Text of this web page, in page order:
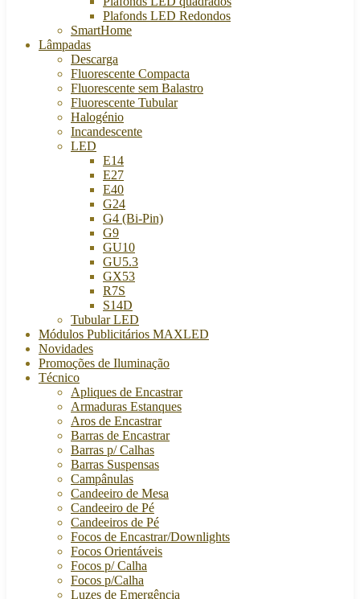
Plafonds LED Redondos
SmartHome
Lâmpadas
Descarga
Fluorescente Compacta
Fluorescente sem Balastro
Fluorescente Tubular
Halogénio
Incandescente
LED
E14
E27
E40
G24
G4 (Bi-Pin)
G9
GU10
GU5.3
GX53
R7S
S14D
Tubular LED
Módulos Publicitários MAXLED
Novidades
Promoções de Iluminação
Técnico
Apliques de Encastrar
Armaduras Estanques
Aros de Encastrar
Barras de Encastrar
Barras p/ Calhas
Barras Suspensas
Campânulas
Candeeiro de Mesa
Candeeiro de Pé
Candeeiros de Pé
Focos de Encastrar/Downlights
Focos Orientáveis
Focos p/ Calha
Focos p/Calha
Luzes de Emergência